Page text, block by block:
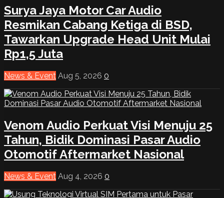
Surya Jaya Motor Car Audio
Resmikan Cabang Ketiga di BSD,
Tawarkan Upgrade Head Unit Mulai
Rp1,5 Juta
News & Event Aug 5, 2026 0
Venom Audio Perkuat Visi Menuju 25
Tahun, Bidik Dominasi Pasar Audio
Otomotif Aftermarket Nasional
News & Event Aug 4, 2026 0